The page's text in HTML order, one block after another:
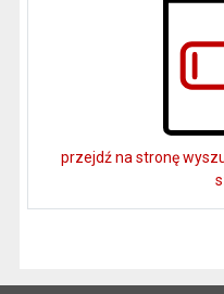
przejdź na stronę